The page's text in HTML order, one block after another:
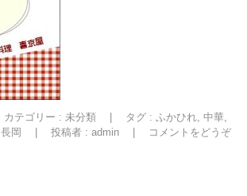
カテゴリー : 未分類 タグ : ふかひれ, 中華,
長岡 投稿者 : admin コメントをどうぞ